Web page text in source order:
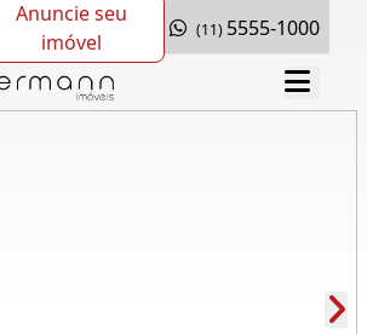
Anuncie seu
imóvel
(11) 5555-1000